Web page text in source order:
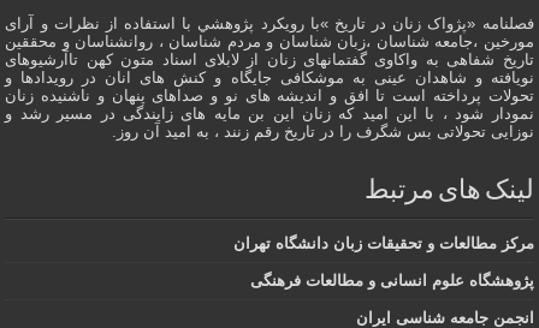
فصلنامه «پژواک زنان در تاریخ »با رویکرد پژوهشي با استفاده از نظرات و آرای
مورخین ،جامعه شناسان ،زبان شناسان و مردم شناسان ، روانشناسان و محققین
تاریخ شفاهی به واکاوی گفتمانهاى زنان از لابلای اسناد متون کهن تاآرشیوهای
نویافته و شاهدان عينى به موشکافی جايگاه و كنش هاى انان در رویدادها و
تحولات پرداخته است تا افق و اندیشه های نو و صداهای پنهان و ناشنیده زنان
نمودار شود ، با این امید که زنان این بن مایه های زایندگی در مسير رشد و
نوزایی تحولاتی بس شگرف را در تاریخ رقم زنند ، به اميد آن روز.
لینک های مرتبط
مرکز مطالعات و تحقیقات زبان دانشگاه تهران
پژوهشگاه علوم انسانی و مطالعات فرهنگی
انجمن جامعه شناسی ایران